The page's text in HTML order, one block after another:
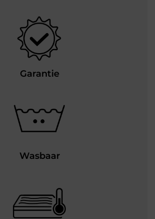
Garantie
Wasbaar